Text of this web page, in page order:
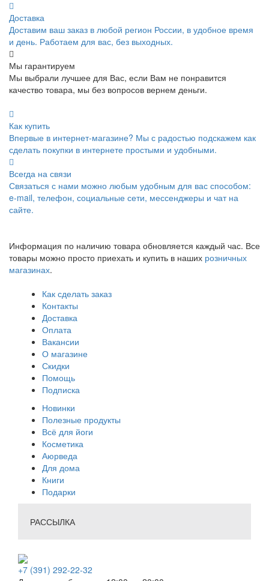
Доставка
Доставим ваш заказ в любой регион России, в удобное время
и день. Работаем для вас, без выходных.
Мы гарантируем
Мы выбрали лучшее для Вас, если Вам не понравится
качество товара, мы без вопросов вернем деньги.
Как купить
Впервые в интернет-магазине? Мы с радостью подскажем как
сделать покупки в интернете простыми и удобными.
Всегда на связи
Связаться с нами можно любым удобным для вас способом:
e-mail, телефон, социальные сети, мессенджеры и чат на
сайте.
Информация по наличию товара обновляется каждый час. Все
товары можно просто приехать и купить в наших розничных
магазинах.
Как сделать заказ
Контакты
Доставка
Оплата
Вакансии
О магазине
Скидки
Помощь
Подписка
Новинки
Полезные продукты
Всё для йоги
Косметика
Аюрведа
Для дома
Книги
Подарки
РАССЫЛКА
+7 (391) 292-22-32